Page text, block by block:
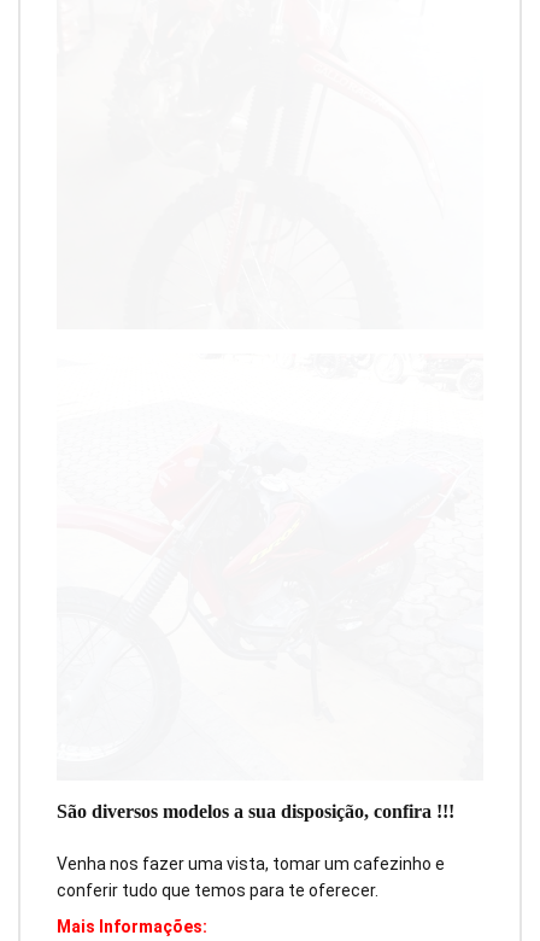
São diversos modelos a sua disposição, confira !!!
Venha nos fazer uma vista, tomar um cafezinho e
conferir tudo que temos para te oferecer.
Mais Informações: